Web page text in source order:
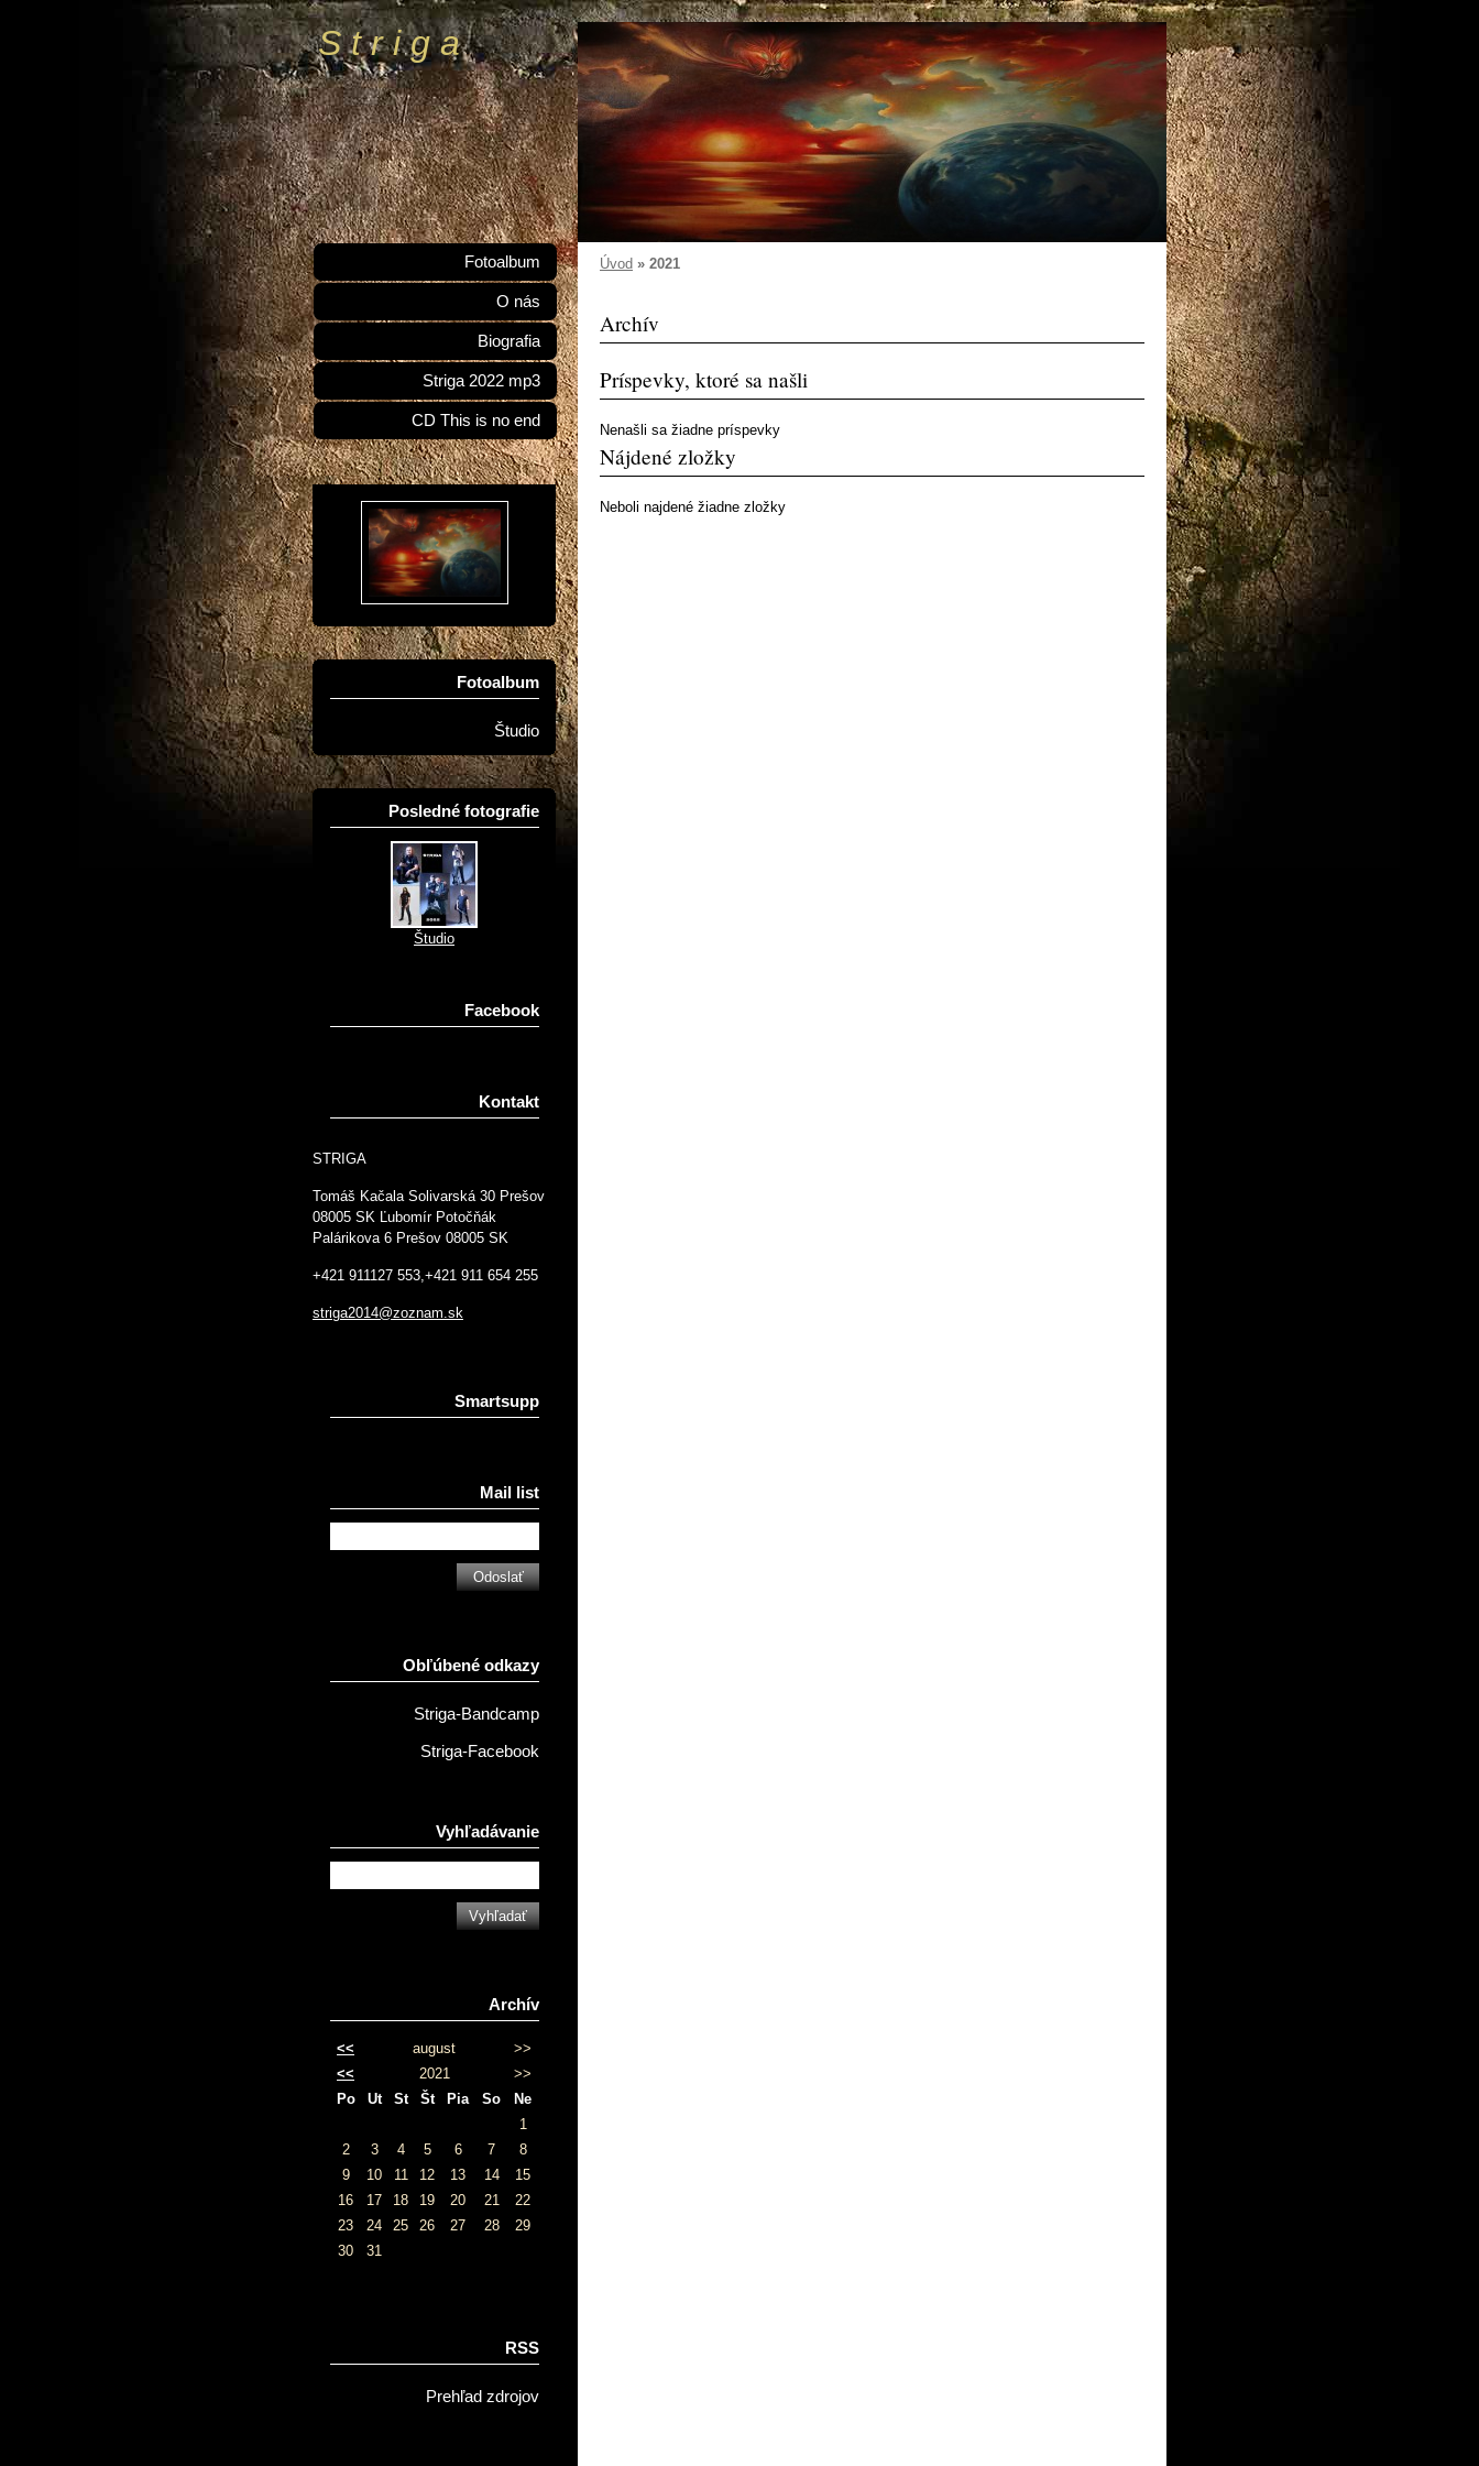
S t r i g a
Úvod » 2021
Archív
Príspevky, ktoré sa našli
Nenašli sa žiadne príspevky
Nájdené zložky
Neboli najdené žiadne zložky
Fotoalbum
O nás
Biografia
Striga 2022 mp3
CD This is no end
Fotoalbum
Študio
Posledné fotografie
Študio
Facebook
Kontakt
STRIGA
Tomáš Kačala Solivarská 30 Prešov
08005 SK Ľubomír Potočňák
Palárikova 6 Prešov 08005 SK
+421 911127 553,+421 911 654 255
striga2014@zoznam.sk
Smartsupp
Mail list
Obľúbené odkazy
Striga-Bandcamp
Striga-Facebook
Vyhľadávanie
Archív
<< august
>>
<<
2021
>>
Po
Ut St Št Pia So
Ne
1
2
3 4 5 6 7
8
9
10 11 12 13 14
15
16
17 18 19 20 21
22
23
24 25 26 27 28
29
30
31
RSS
Prehľad zdrojov